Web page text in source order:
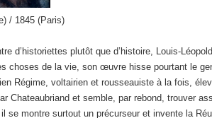
/ 1845 (Paris)
d’historiettes plutôt que d’histoire, Louis-
choses de la vie, son œuvre hisse pourtant le
Régime, voltairien et rousseauiste à la fois,
Chateaubriand et semble, par rebond, trouver
se montre surtout un précurseur et invente la